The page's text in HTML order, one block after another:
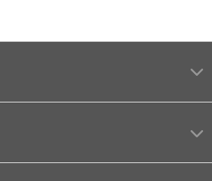
能事務機 ｜ 1KR53D
M856dn A3彩色雷射印表機
Hp564